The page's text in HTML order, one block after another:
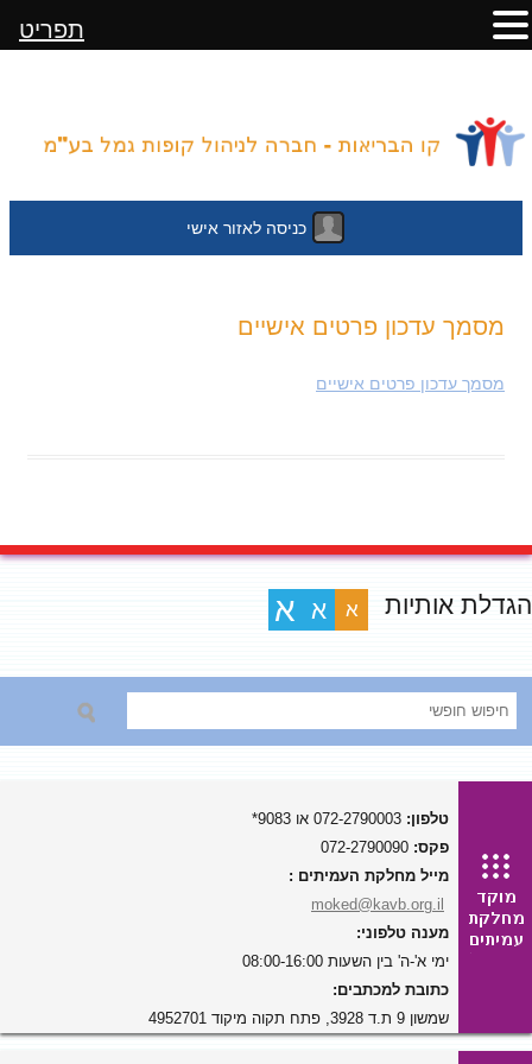
כניסה לאזור אישי
לתוכן
מסמך עדכון פרטים אישיים
מסמך עדכון פרטים אישיים
הגדלת אותיות א א א
טלפון:
פקס:
מייל מחלקת העמיתים :
moked@kavb.org.il
מענה טלפוני:
ימי א'-ה' בין השעות 08:00-16:00
כתובת למכתבים:
שמשון 9 ת.ד 3928, פתח תקוה מיקוד 4952701
תפריט